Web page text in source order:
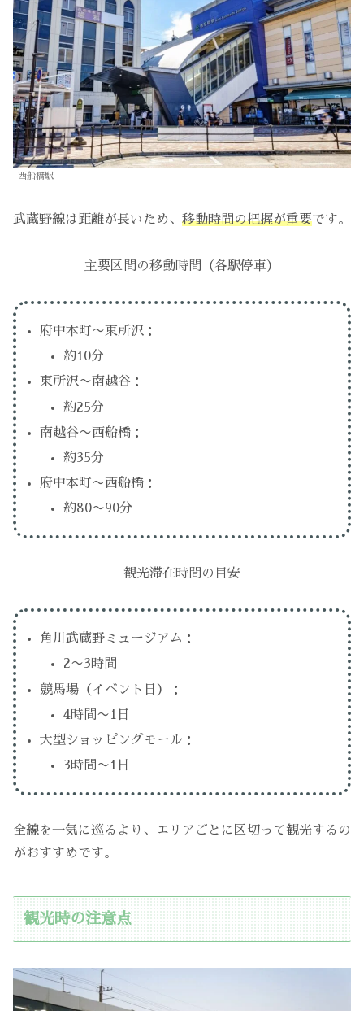
西船橋駅
武蔵野線は距離が長いため、 移動時間の把握が重要です。
主要区間の移動時間（各駅停車）
府中本町〜東所沢：
約10分
東所沢〜南越谷：
約25分
南越谷〜西船橋：
約35分
府中本町〜西船橋：
約80〜90分
観光滞在時間の目安
角川武蔵野ミュージアム：
2〜3時間
競馬場（イベント日）：
4時間〜1日
大型ショッピングモール：
3時間〜1日
全線を一気に巡るより、エリアごとに区切って観光するの
がおすすめです。
観光時の注意点